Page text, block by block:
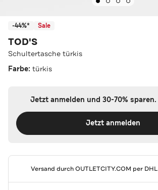
-44%* Sale
TOD'S
Schultertasche türkis
Farbe: türkis
Jetzt anmelden und 30-70% sparen.
Jetzt anmelden
Versand durchOUTLETCITY.COM per DHL